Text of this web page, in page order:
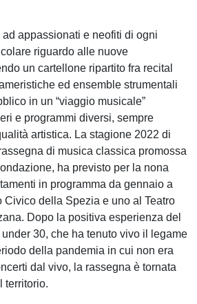
ad appassionati e neofiti di ogni
riguardo alle nuove
un cartellone ripartito fra recital
ed ensemble strumentali
in un “viaggio musicale”
e programmi diversi, sempre
artistica. La stagione 2022 di
di musica classica promossa
ha previsto per la nona
in programma da gennaio a
Civico della Spezia e uno al Teatro
Dopo la positiva esperienza del
30, che ha tenuto vivo il legame
della pandemia in cui non era
dal vivo, la rassegna è tornata
territorio.